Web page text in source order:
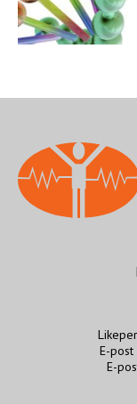
E-post
E-